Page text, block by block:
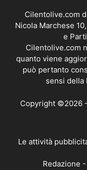
Cilentolive.com
Nicola Marchese
e
Cilentolive.com
quanto viene
può pertanto
sensi della
Copyright ©2026
Le attività
Redazione -